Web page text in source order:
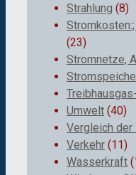
Strahlung (8)
(23)
Stromnetze,
Umwelt (40)
Vergleich der
Verkehr (11)
Wasserkraft